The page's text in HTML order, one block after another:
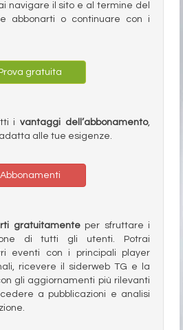
navigare il sito e al termine del
abbonarti o continuare con i
Prova gratuita
ivantaggi dell’abbonamento,
alle tue esigenze.
Abbonamenti
gratuitamenteper sfruttare i
di tutti gli utenti. Potrai
eventi con i principali player
ricevere il siderweb TG e la
gli aggiornamenti più rilevanti
a pubblicazioni e analisi